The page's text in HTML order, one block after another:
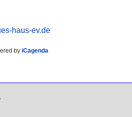
haus-ev.de
by iCagenda